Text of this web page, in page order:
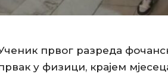
првог разреда
у физици, крајем